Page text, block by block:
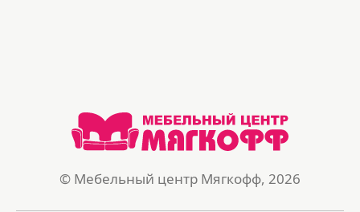
© Мебельный центр Мягкофф, 2026